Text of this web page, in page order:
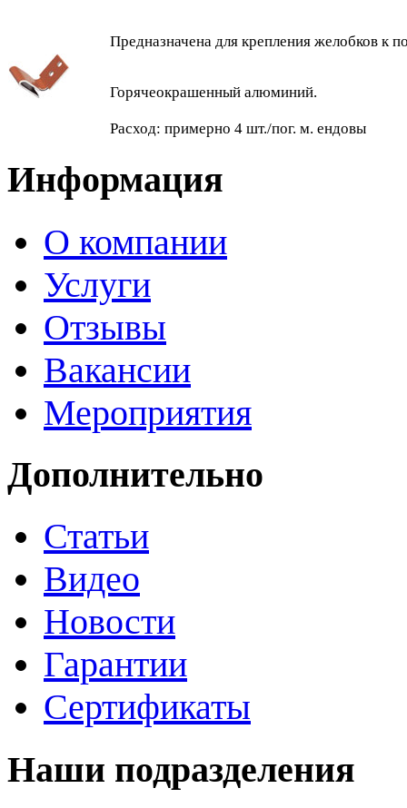
Предназначена для крепления желобков к
Горячеокрашенный алюминий.
Расход: примерно 4 шт./пог. м. ендовы
Информация
О компании
Услуги
Отзывы
Вакансии
Мероприятия
Дополнительно
Статьи
Видео
Новости
Гарантии
Сертификаты
Наши подразделения